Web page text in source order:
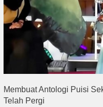
Membuat Antologi Puisi
Telah Pergi